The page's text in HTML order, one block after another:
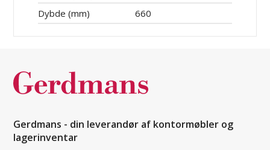
Dybde (mm)
660
Gerdmans - din leverandør af kontormøbler og
lagerinventar